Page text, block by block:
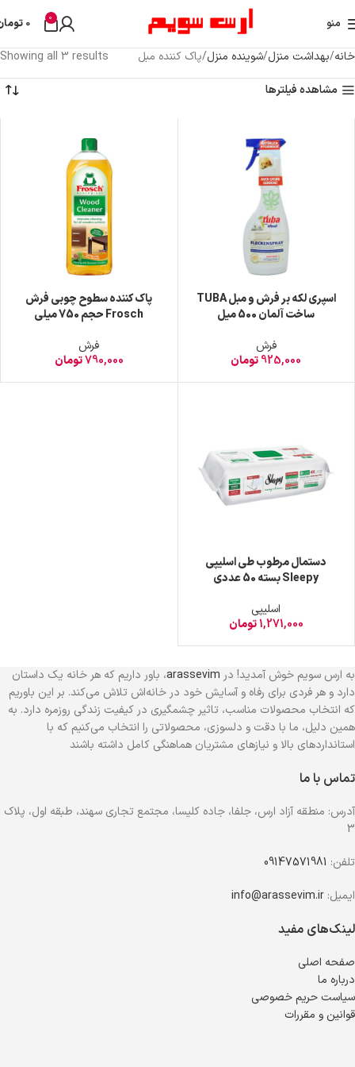
منو 0
0
خانه بهداشت منزل شوینده منزل پاک کننده مبل
Showing all 3 results
مشاهده فیلترها
اسپری لکه بر فرش و مبل TUBA
ساخت آلمان 500 میل
فرش
925,000تومان
پاک کننده سطوح چوبی فرش
Frosch حجم 750 میلی
فرش
790,000تومان
دستمال مرطوب طی اسلیپی
Sleepy بسته 50 عددی
اسلیپی
1,271,000تومان
به ارس سویم خوش آمدید! در arassevim، باور داریم که هر خانه یک داستان
دارد و هر فردی برای رفاه و آسایش خود در خانه‌اش تلاش می‌کند. بر این باوریم
که انتخاب محصولات مناسب، تاثیر چشمگیری در کیفیت زندگی روزمره دارد. به
همین دلیل، ما با دقت و دلسوزی، محصولاتی را انتخاب می‌کنیم که با
استانداردهای بالا و نیازهای مشتریان هماهنگی کامل داشته باشند
تماس با ما
آدرس: منطقه آزاد ارس، جلفا، جاده کلیسا، مجتمع تجاری سهند، طبقه اول، پلاک
3
تلفن: 09147571981
ایمیل: info@arassevim.ir
لینک‌های مفید
صفحه اصلی
درباره ما
سیاست حریم خصوصی
قوانین و مقررات
araskod@